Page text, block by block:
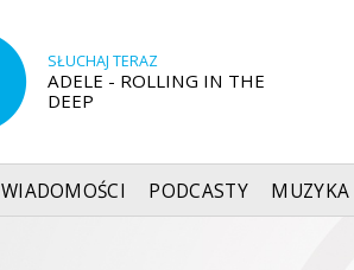
SŁUCHAJ TERAZ
ADELE - ROLLING IN THE
DEEP
WIADOMOŚCI PODCASTY MUZYKA